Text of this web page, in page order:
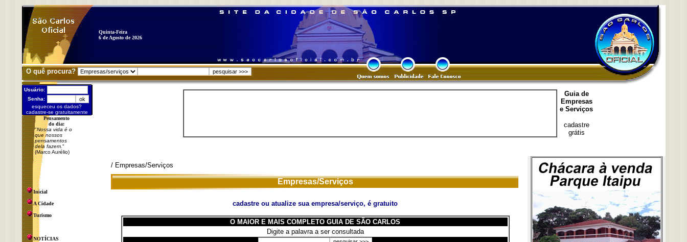
Quinta-Feira
6 de Agosto de 2026
O quê procura?
Usuário:
Senha:
esqueceu os dados?
cadastre-se gratuitamente
Pensamento
do dia:
"Nossa vida é o
que nossos
pensamentos
dela fazem. "
(Marco Aurélio)
Inicial
A Cidade
Turismo
NOTÍCIAS
Guia de
Empresas
e Serviços
cadastre
grátis
/ Empresas/Serviços
Empresas/Serviços
cadastre ou atualize sua empresa/serviço, é gratuito
O MAIOR E MAIS COMPLETO GUIA DE SÃO CARLOS
Digite a palavra a ser consultada